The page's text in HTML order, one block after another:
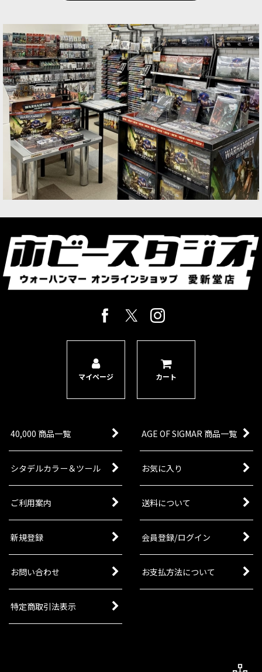
マイページ カート
40,000 商品一覧 AGE OF SIGMAR 商品一覧
シタデルカラー＆ツール お気に入り
ご利用案内 送料について
新規登録 会員登録/ログイン
お問い合わせ お支払方法について
特定商取引法表示